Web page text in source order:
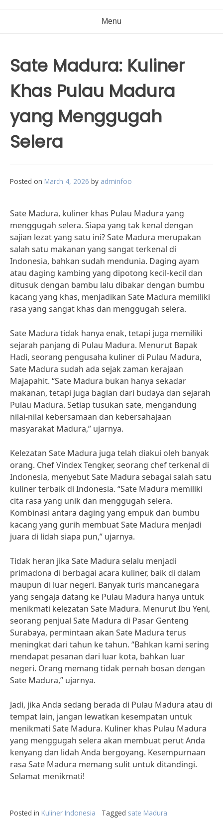
Menu
Sate Madura: Kuliner
Khas Pulau Madura
yang Menggugah
Selera
Posted on March 4, 2026 by adminfoo
Sate Madura, kuliner khas Pulau Madura yang
menggugah selera. Siapa yang tak kenal dengan
sajian lezat yang satu ini? Sate Madura merupakan
salah satu makanan yang sangat terkenal di
Indonesia, bahkan sudah mendunia. Daging ayam
atau daging kambing yang dipotong kecil-kecil dan
ditusuk dengan bambu lalu dibakar dengan bumbu
kacang yang khas, menjadikan Sate Madura memiliki
rasa yang sangat khas dan menggugah selera.
Sate Madura tidak hanya enak, tetapi juga memiliki
sejarah panjang di Pulau Madura. Menurut Bapak
Hadi, seorang pengusaha kuliner di Pulau Madura,
Sate Madura sudah ada sejak zaman kerajaan
Majapahit. “Sate Madura bukan hanya sekadar
makanan, tetapi juga bagian dari budaya dan sejarah
Pulau Madura. Setiap tusukan sate, mengandung
nilai-nilai kebersamaan dan kebersahajaan
masyarakat Madura,” ujarnya.
Kelezatan Sate Madura juga telah diakui oleh banyak
orang. Chef Vindex Tengker, seorang chef terkenal di
Indonesia, menyebut Sate Madura sebagai salah satu
kuliner terbaik di Indonesia. “Sate Madura memiliki
cita rasa yang unik dan menggugah selera.
Kombinasi antara daging yang empuk dan bumbu
kacang yang gurih membuat Sate Madura menjadi
juara di lidah siapa pun,” ujarnya.
Tidak heran jika Sate Madura selalu menjadi
primadona di berbagai acara kuliner, baik di dalam
maupun di luar negeri. Banyak turis mancanegara
yang sengaja datang ke Pulau Madura hanya untuk
menikmati kelezatan Sate Madura. Menurut Ibu Yeni,
seorang penjual Sate Madura di Pasar Genteng
Surabaya, permintaan akan Sate Madura terus
meningkat dari tahun ke tahun. “Bahkan kami sering
mendapat pesanan dari luar kota, bahkan luar
negeri. Orang memang tidak pernah bosan dengan
Sate Madura,” ujarnya.
Jadi, jika Anda sedang berada di Pulau Madura atau di
tempat lain, jangan lewatkan kesempatan untuk
menikmati Sate Madura. Kuliner khas Pulau Madura
yang menggugah selera akan membuat perut Anda
kenyang dan lidah Anda bergoyang. Kesempurnaan
rasa Sate Madura memang sulit untuk ditandingi.
Selamat menikmati!
Posted in Kuliner Indonesia Tagged sate Madura